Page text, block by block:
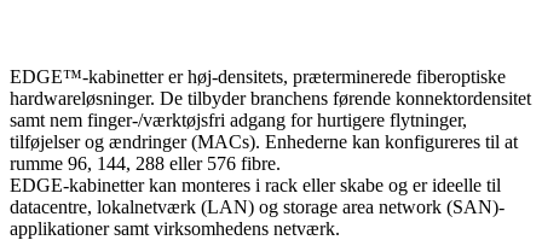
EDGE™-kabinetter er høj-densitets, præterminerede fiberoptiske
hardwareløsninger. De tilbyder branchens førende konnektordensitet
samt nem finger-/værktøjsfri adgang for hurtigere flytninger,
tilføjelser og ændringer (MACs). Enhederne kan konfigureres til at
rumme 96, 144, 288 eller 576 fibre.
EDGE-kabinetter kan monteres i rack eller skabe og er ideelle til
datacentre, lokalnetværk (LAN) og storage area network (SAN)-
applikationer samt virksomhedens netværk.